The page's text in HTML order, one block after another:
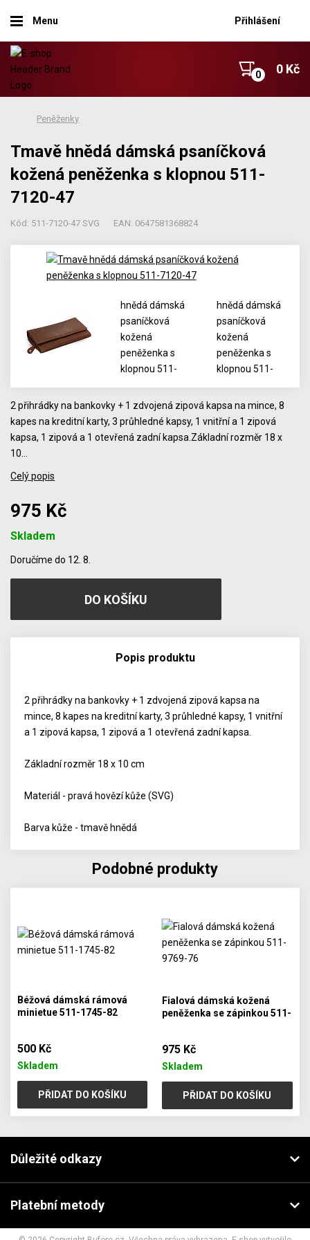
Menu Přihlášení
0 Kč
Peněženky
Tmavě hnědá dámská psaníčková
kožená peněženka s klopnou 511-
7120-47
Kód: 511-7120-47 SVG EAN: 0647581368824
2 přihrádky na bankovky + 1 zdvojená zipová kapsa na mince, 8
kapes na kreditní karty, 3 průhledné kapsy, 1 vnitřní a 1 zipová
kapsa, 1 zipová a 1 otevřená zadní kapsa.Základní rozměr 18 x
10…
Celý popis
975 Kč
Skladem
Doručíme do 12. 8.
Popis produktu
2 přihrádky na bankovky + 1 zdvojená zipová kapsa na
mince, 8 kapes na kreditní karty, 3 průhledné kapsy, 1 vnitřní
a 1 zipová kapsa, 1 zipová a 1 otevřená zadní kapsa.
Základní rozměr 18 x 10 cm
Materiál - pravá hovězí kůže (SVG)
Barva kůže - tmavě hnědá
Podobné produkty
Béžová dámská rámová
minietue 511-1745-82
500 Kč
Skladem
PŘIDAT DO KOŠÍKU
Fialová dámská kožená
peněženka se zápinkou 511-
975 Kč
Skladem
PŘIDAT DO KOŠÍKU
Důležité odkazy
Platební metody